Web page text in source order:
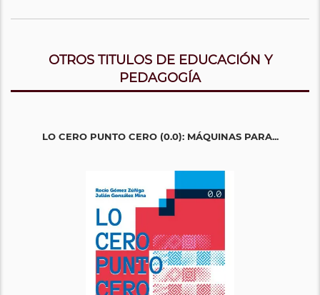
OTROS TITULOS DE EDUCACIÓN Y
PEDAGOGÍA
LO CERO PUNTO CERO (0.0): MÁQUINAS PARA...